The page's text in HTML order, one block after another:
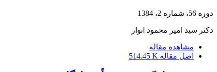
دوره 56، شماره 2، 1384
دکتر سید امیر محمود انوار
مشاهده مقاله
اصل مقاله 514.45 K